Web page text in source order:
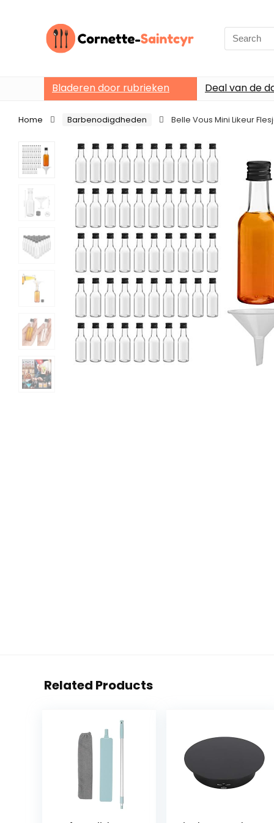
Search
for:
Bladeren door rubrieken Deal van de
Home Barbenodigdheden Belle Vous Mini Likeur
Related Products